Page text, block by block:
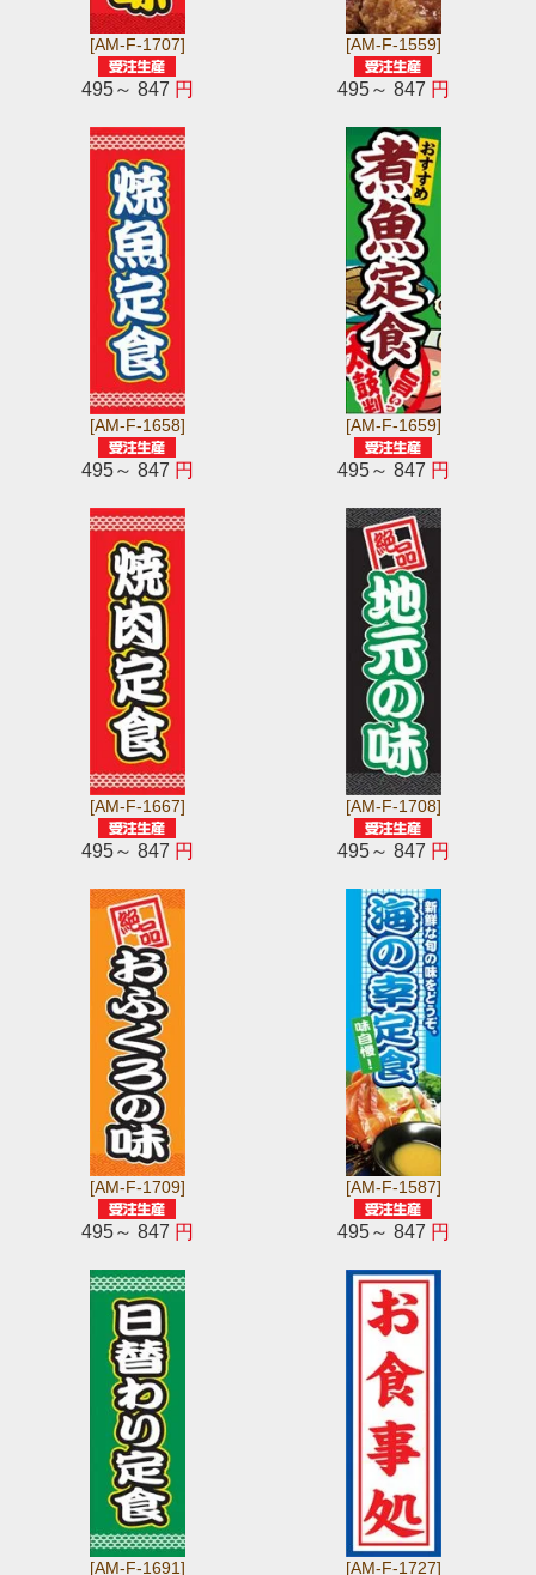
[AM-F-1707]
495～ 847 円
[AM-F-1559]
495～ 847 円
[AM-F-1658]
495～ 847 円
[AM-F-1659]
495～ 847 円
[AM-F-1667]
495～ 847 円
[AM-F-1708]
495～ 847 円
[AM-F-1709]
495～ 847 円
[AM-F-1587]
495～ 847 円
[AM-F-1691] [AM-F-1727]